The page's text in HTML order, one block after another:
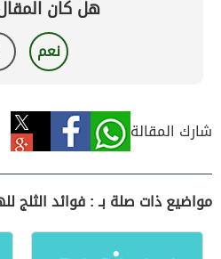
هل كان
نعم
شارك المقالة
مواضيع ذات صلة بـ : فوائد الثلج